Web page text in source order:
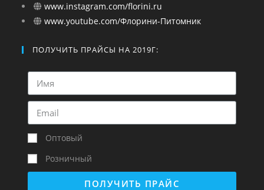
www.instagram.com/florini.ru
www.youtube.com/Флорини-Питомник
ПОЛУЧИТЬ ПРАЙСЫ НА 2019Г:
Оптовый
Розничный
ПОЛУЧИТЬ ПРАЙС